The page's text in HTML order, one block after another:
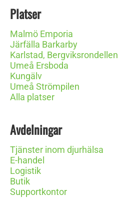
Platser
Malmö Emporia
Järfälla Barkarby
Karlstad, Bergviksrondellen
Umeå Ersboda
Kungälv
Umeå Strömpilen
Alla platser
Avdelningar
Tjänster inom djurhälsa
E-handel
Logistik
Butik
Supportkontor